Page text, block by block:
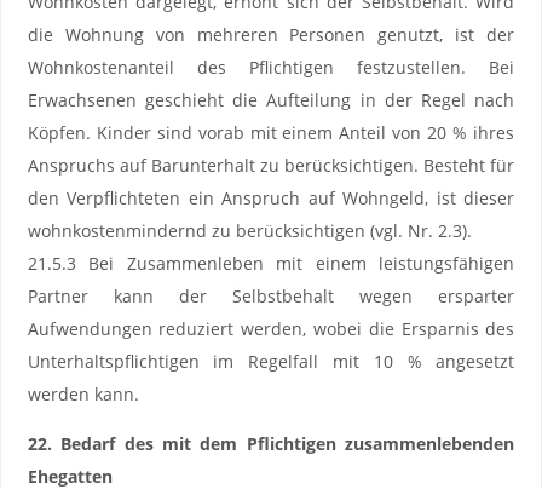
die Wohnung von mehreren Personen genutzt, ist der
Wohnkostenanteil des Pflichtigen festzustellen. Bei
Erwachsenen geschieht die Aufteilung in der Regel nach
Köpfen. Kinder sind vorab mit einem Anteil von 20 % ihres
Anspruchs auf Barunterhalt zu berücksichtigen. Besteht für
den Verpflichteten ein Anspruch auf Wohngeld, ist dieser
wohnkostenmindernd zu berücksichtigen (vgl. Nr. 2.3).
21.5.3 Bei Zusammenleben mit einem leistungsfähigen
Partner kann der Selbstbehalt wegen ersparter
Aufwendungen reduziert werden, wobei die Ersparnis des
Unterhaltspflichtigen im Regelfall mit 10 % angesetzt
werden kann.
22. Bedarf des mit dem Pflichtigen zusammenlebenden
Ehegatten